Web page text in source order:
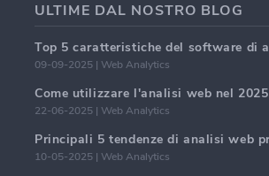
ULTIME DAL NOSTRO BLOG
09-09-2025 | Web Analytics
Come utilizzare l'analisi web nel 2025
22-06-2025 | Web Analytics
10-05-2025 | Web Analytics